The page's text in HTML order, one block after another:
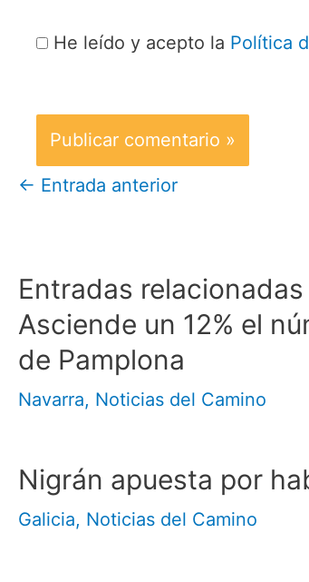
He leído y acepto la Política
← Entrada anterior
Entradas relacionadas
Asciende un 12% el
de Pamplona
Navarra, Noticias del Camino
Nigrán apuesta por
Galicia, Noticias del Camino